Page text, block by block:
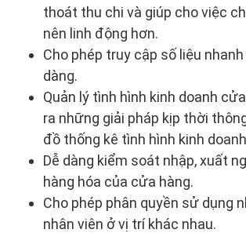
thoát thu chi và giúp cho việc
nên linh động hơn.
Cho phép truy cập số liệu
dàng.
Quản lý tình hình kinh doanh
ra những giải pháp kịp thời
đồ thống kê tình hình kinh
Dễ dàng kiểm soát nhập, xuất
hàng hóa của cửa hàng.
Cho phép phân quyền sử dụng
nhân viên ở vị trí khác nhau.